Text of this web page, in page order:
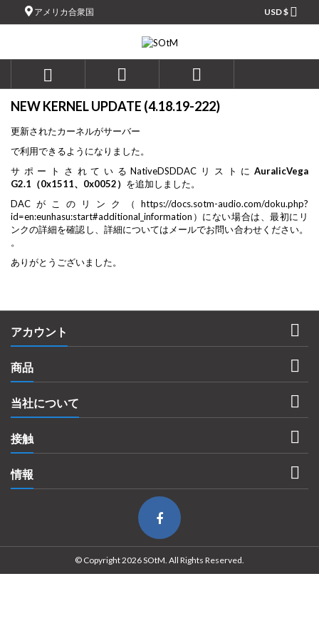
アメリカ合衆国 USD $ 
  
NEW KERNEL UPDATE (4.18.19-222)
更新されたカーネルがサーバー
で利用できるようになりました。
サポートされているNativeDSDDACリストに AuralicVega
G2.1（0x1511、0x0052） を追加しました。
DACがこのリンク（https://docs.sotm-audio.com/doku.php?
id=en:eunhasu:start#additional_information）にない場合は、最初にリ
ンクの詳細を確認し、詳細についてはメールでお問い合わせください。
。
ありがとうございました。
アカウント 
商品 
当社について 
接触 
情報 
Add to wishlist ×
((modalTitle)) ×
((confirmMessage))
((cancelText)) ((modalDeleteText))
((title)) ×
((label))
サインイン ×
You need to be logged in to save products in your wishlist.
((cancelText))
© Copyright 2026 SOtM. All Rights Reserved.